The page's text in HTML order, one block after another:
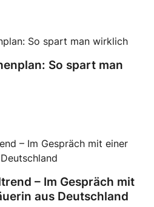
So spart man
– Im Gespräch mit
aus Deutschland